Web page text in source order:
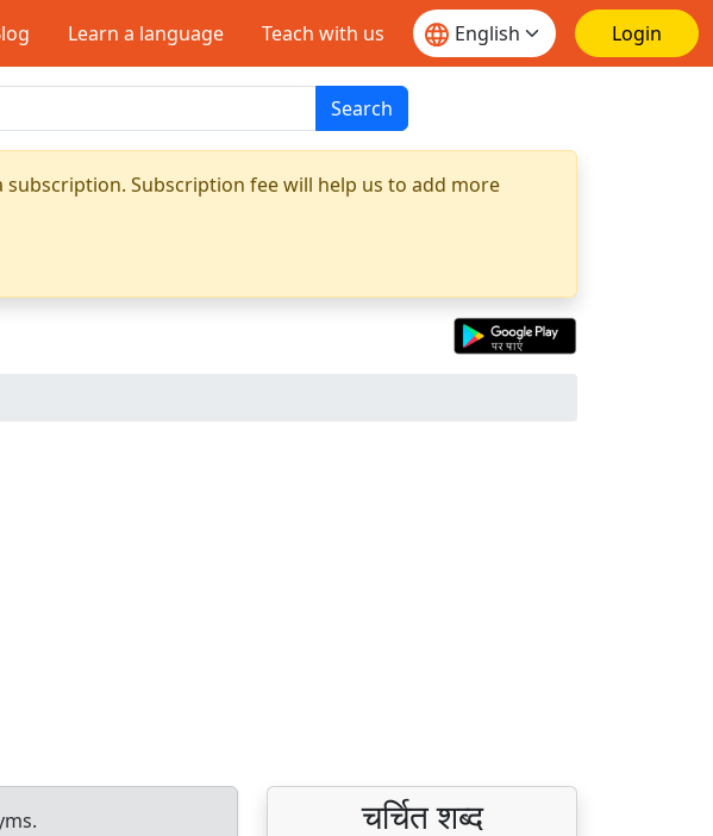
Learn a language Teach with us Login
Search
Subscription fee will help us to add more
चर्चित शब्द